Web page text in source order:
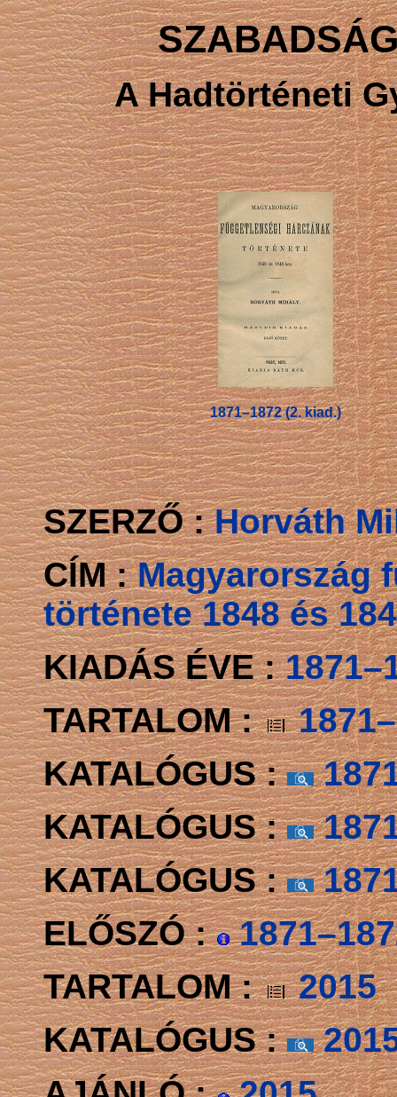
A Hadtörténeti
1871–1872 (2. kiad.)
SZERZŐ :Horváth
CÍM :Magyarország
története 1848 és
KIADÁS ÉVE :
TARTALOM :
KATALÓGUS :
KATALÓGUS :
KATALÓGUS :
ELŐSZÓ :
TARTALOM :
2015
KATALÓGUS :